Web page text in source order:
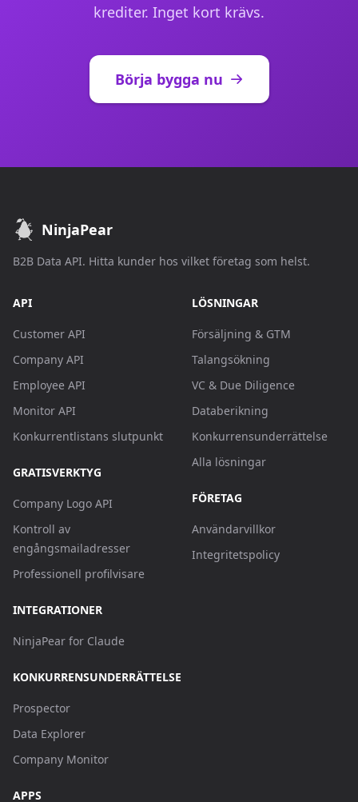
krediter. Inget kort krävs.
Börja bygga nu
NinjaPear
B2B Data API. Hitta kunder hos vilket företag som helst.
API
Customer API
Company API
Employee API
Monitor API
Konkurrentlistans slutpunkt
GRATISVERKTYG
Company Logo API
Kontroll av
engångsmailadresser
Professionell profilvisare
INTEGRATIONER
NinjaPear for Claude
KONKURRENSUNDERRÄTTELSE
Prospector
Data Explorer
Company Monitor
APPS
LÖSNINGAR
Försäljning & GTM
Talangsökning
VC & Due Diligence
Databerikning
Konkurrensunderrättelse
Alla lösningar
FÖRETAG
Användarvillkor
Integritetspolicy